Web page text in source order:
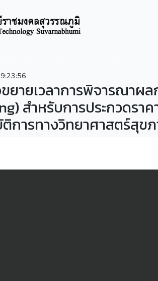
ยายเวลาการพิจารณาผล
สำหรับการประกวดราค
การทางวิทยาศาสตร์สุข